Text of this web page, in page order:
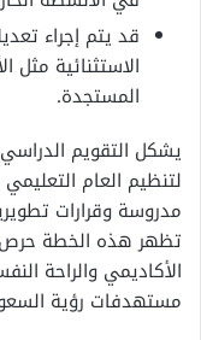
قد يتم إجراء
الاستثنائية مثل
المستجدة.
لتنظيم العام
مدروسة وقرارات
تظهر هذه الخطة حرص
الأكاديمي والراحة
مستهدفات رؤية السعودية 2030 نحو تعليم